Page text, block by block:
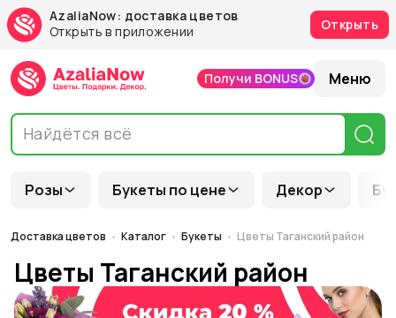
AzaliaNow: доставка цветов
Открыть в приложении
Открыть
Розы Букеты по цене Декор
Получи BONUS Меню
Доставка цветов Каталог Букеты Цветы Таганский район
Цветы Таганский район